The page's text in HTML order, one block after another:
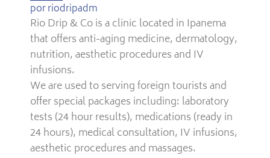
porriodripadm
Rio Drip & Co is a clinic located in Ipanema
that offers anti-aging medicine, dermatology,
nutrition, aesthetic procedures and IV
infusions.
We are used to serving foreign tourists and
offer special packages including: laboratory
tests (24 hour results), medications (ready in
24 hours), medical consultation, IV infusions,
aesthetic procedures and massages.